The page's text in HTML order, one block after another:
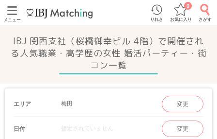
メニュー りれき お気に入り
0
さがす
IBJ 関西支社（桜橋御幸ビル 4階）で開催され
る人気職業・高学歴の女性 婚活パーティー・街
コン一覧
エリア 梅田 変更
日付 指定されていません 変更